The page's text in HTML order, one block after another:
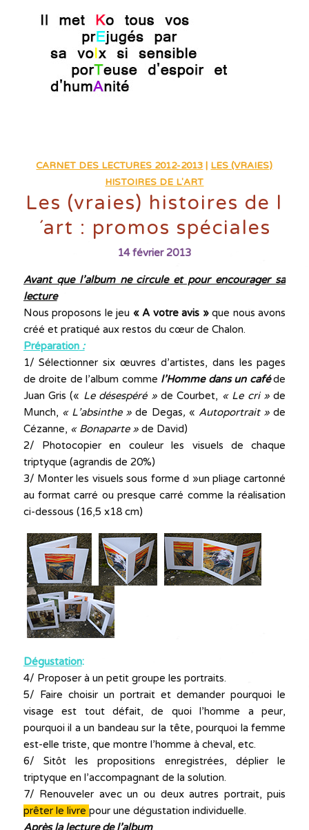
CARNET DES LECTURES 2012-2013
LES (VRAIES)
HISTOIRES DE L'ART
Les (vraies) histoires de l
´art : promos spéciales
14 février 2013
Avant que l’album ne circule et pour encourager sa
lecture
Nous proposons le jeu « A votre avis »que nous avons
créé et pratiqué aux restos du cœur de Chalon.
Préparation:
1/ Sélectionner six œuvres d’artistes, dans les pages
de droite de l’album comme l’Homme dans un caféde
Juan Gris (« Le désespéré » de Courbet, « Le cri »de
Munch, « L’absinthe »de Degas, « Autoportrait »de
Cézanne, « Bonaparte » de David)
2/ Photocopier en couleur les visuels de chaque
triptyque (agrandis de 20%)
3/ Monter les visuels sous forme d »un pliage cartonné
au format carré ou presque carré comme la réalisation
ci-dessous (16,5 x18 cm)
Dégustation:
4/ Proposer à un petit groupe les portraits.
5/ Faire choisir un portrait et demander pourquoi le
visage est tout défait, de quoi l’homme a peur,
pourquoi il a un bandeau sur la tête, pourquoi la femme
est-elle triste, que montre l’homme à cheval, etc.
6/ Sitôt les propositions enregistrées, déplier le
triptyque en l’accompagnant de la solution.
7/ Renouveler avec un ou deux autres portrait, puis
prêter le livre pour une dégustation individuelle.
Après la lecture de l’album